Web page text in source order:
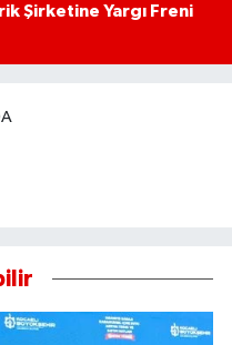
Şirketine Yargı Freni